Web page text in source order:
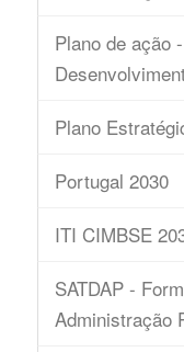
Plano de ação
Plano
Portugal 2030
ITI CIMBSE
SATDAP -
Administração